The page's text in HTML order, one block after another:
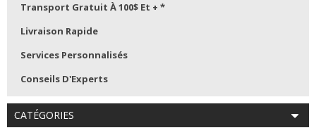
Transport Gratuit À 100$ Et + *
Livraison Rapide
Services Personnalisés
Conseils D'Experts
CATÉGORIES